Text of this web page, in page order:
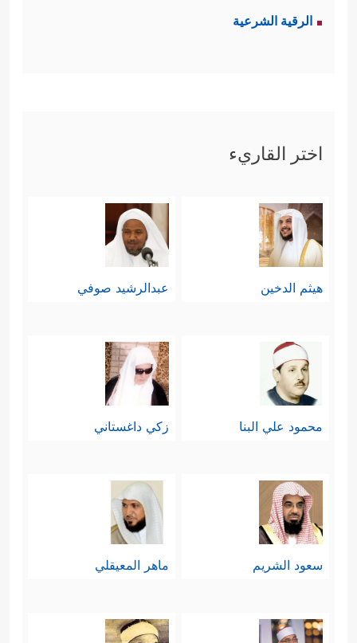
الرقية الشرعية
اختر القاريء
هيثم الدخين عبدالرشيد صوفي
محمود علي البنا زكي داغستاني
سعود الشريم ماهر المعيقلي